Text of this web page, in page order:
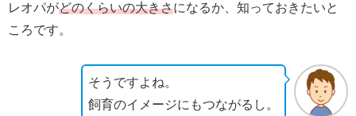
レオパがどのくらいの大きさになるか、知っておきたいと
ころです。
そうですよね。
飼育のイメージにもつながるし。